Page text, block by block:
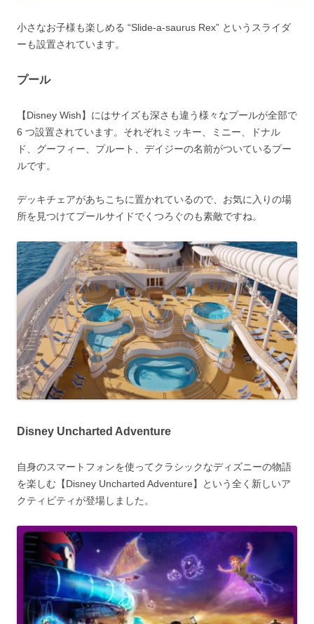
小さなお子様も楽しめる “Slide-a-saurus Rex” というスライダ
ーも設置されています。
プール
【Disney Wish】にはサイズも深さも違う様々なプールが全部で
6 つ設置されています。それぞれミッキー、ミニー、ドナル
ド、グーフィー、プルート、デイジーの名前がついているプー
ルです。
デッキチェアがあちこちに置かれているので、お気に入りの場
所を見つけてプールサイドでくつろぐのも素敵ですね。
Disney Uncharted Adventure
自身のスマートフォンを使ってクラシックなディズニーの物語
を楽しむ【Disney Uncharted Adventure】という全く新しいア
クティビティが登場しました。